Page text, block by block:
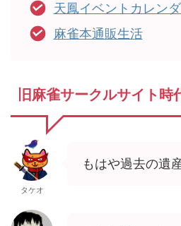
天鳳イベントカレン
麻雀本通販生活
旧麻雀サークルサイト時
タケオ
もはや過去の遺